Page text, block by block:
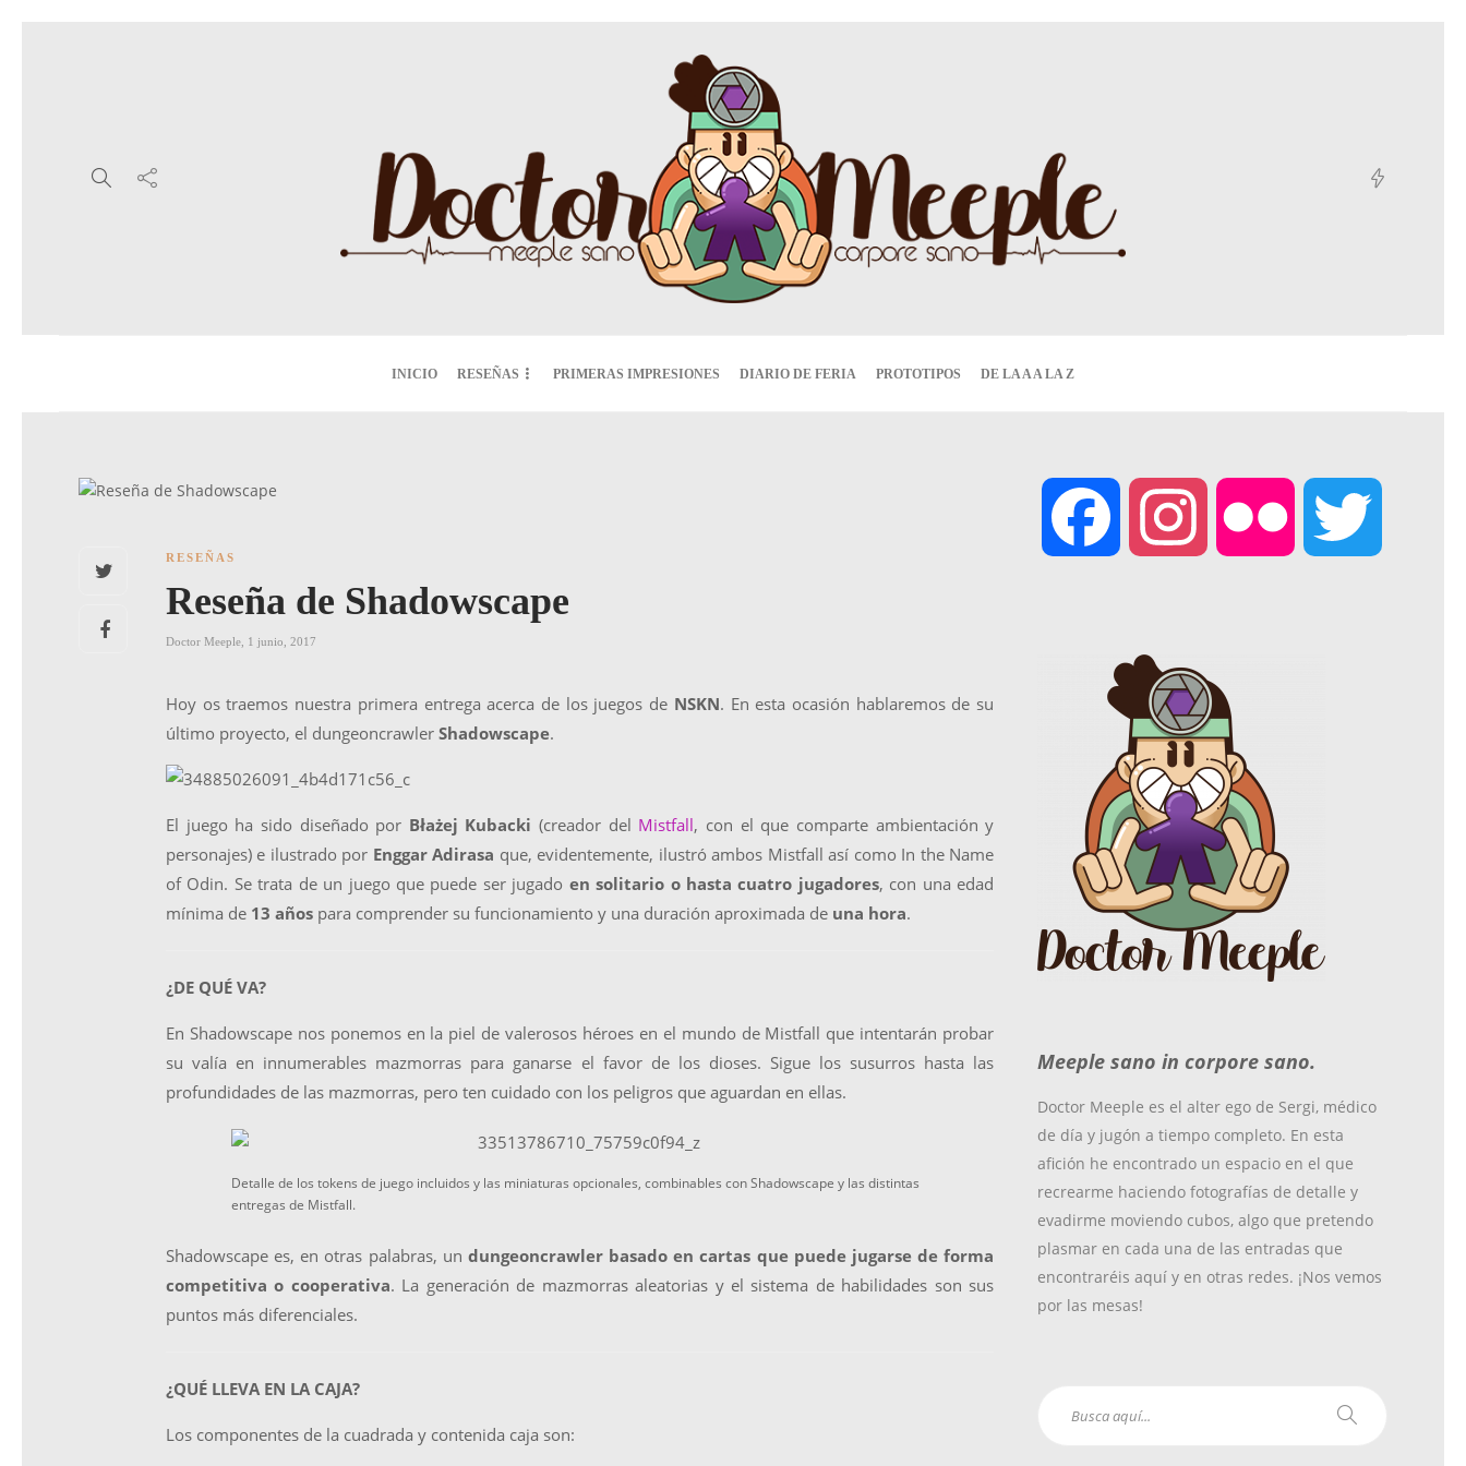
INICIO RESEÑAS PRIMERAS IMPRESIONES DIARIO DE FERIA PROTOTIPOS DE LA A A LA Z
RESEÑAS
Reseña de Shadowscape
Doctor Meeple 1 junio, 2017
Hoy os traemos nuestra primera entrega acerca de los juegos de NSKN. En esta ocasión hablaremos de su
último proyecto, el dungeoncrawler Shadowscape.
El juego ha sido diseñado por Błażej Kubacki (creador del Mistfall, con el que comparte ambientación y
personajes) e ilustrado por Enggar Adirasa que, evidentemente, ilustró ambos Mistfall así como In the Name
of Odin. Se trata de un juego que puede ser jugado en solitario o hasta cuatro jugadores, con una edad
mínima de 13 años para comprender su funcionamiento y una duración aproximada de una hora.
¿DE QUÉ VA?
En Shadowscape nos ponemos en la piel de valerosos héroes en el mundo de Mistfall que intentarán probar
su valía en innumerables mazmorras para ganarse el favor de los dioses. Sigue los susurros hasta las
profundidades de las mazmorras, pero ten cuidado con los peligros que aguardan en ellas.
Detalle de los tokens de juego incluidos y las miniaturas opcionales, combinables con Shadowscape y las distintas
entregas de Mistfall.
Shadowscape es, en otras palabras, un dungeoncrawler basado en cartas que puede jugarse de forma
competitiva o cooperativa. La generación de mazmorras aleatorias y el sistema de habilidades son sus
puntos más diferenciales.
¿QUÉ LLEVA EN LA CAJA?
Los componentes de la cuadrada y contenida caja son:
e
b
o
k
t
a
g
a
m
Meeple sano in corpore sano.
Doctor Meeple es el alter ego de Sergi, médico
de día y jugón a tiempo completo. En esta
afición he encontrado un espacio en el que
recrearme haciendo fotografías de detalle y
evadirme moviendo cubos, algo que pretendo
plasmar en cada una de las entradas que
encontraréis aquí y en otras redes. ¡Nos vemos
por las mesas!